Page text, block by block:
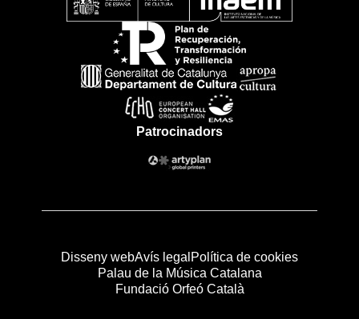
Patrocinadors
Disseny webAvís legal Política de cookies
Palau de la Música Catalana
Fundació Orfeó Català